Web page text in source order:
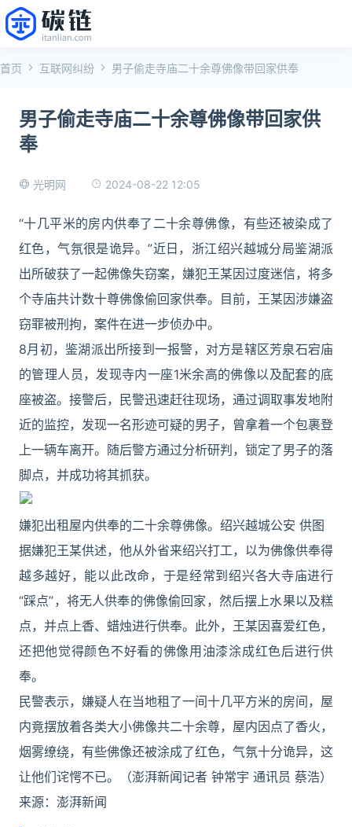
首页 互联网纠纷 男子偷走寺庙二十余尊佛像带回家供奉
男子偷走寺庙二十余尊佛像带回家供
奉
光明网 2024-08-22 12:05
“十几平米的房内供奉了二十余尊佛像，有些还被染成了
红色，气氛很是诡异。”近日，浙江绍兴越城分局鉴湖派
出所破获了一起佛像失窃案，嫌犯王某因过度迷信，将多
个寺庙共计数十尊佛像偷回家供奉。目前，王某因涉嫌盗
窃罪被刑拘，案件在进一步侦办中。
8月初，鉴湖派出所接到一报警，对方是辖区芳泉石宕庙
的管理人员，发现寺内一座1米余高的佛像以及配套的底
座被盗。接警后，民警迅速赶往现场，通过调取事发地附
近的监控，发现一名形迹可疑的男子，曾拿着一个包裹登
上一辆车离开。随后警方通过分析研判，锁定了男子的落
脚点，并成功将其抓获。
嫌犯出租屋内供奉的二十余尊佛像。绍兴越城公安 供图
据嫌犯王某供述，他从外省来绍兴打工，以为佛像供奉得
越多越好，能以此改命，于是经常到绍兴各大寺庙进行
“踩点”，将无人供奉的佛像偷回家，然后摆上水果以及糕
点，并点上香、蜡烛进行供奉。此外，王某因喜爱红色，
还把他觉得颜色不好看的佛像用油漆涂成红色后进行供
奉。
民警表示，嫌疑人在当地租了一间十几平方米的房间，屋
内竟摆放着各类大小佛像共二十余尊，屋内因点了香火，
烟雾缭绕，有些佛像还被涂成了红色，气氛十分诡异，这
让他们诧愕不已。（澎湃新闻记者 钟常宇 通讯员 蔡浩）
来源：澎湃新闻